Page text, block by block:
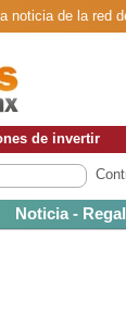
noticia de la red
de invertir
Noticia -